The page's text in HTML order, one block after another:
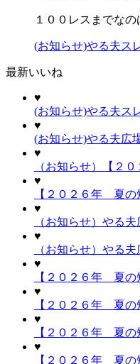
１００レスまでな
(お知らせ)やる夫ス
最新いいね
♥
(お知らせ)やる夫ス
♥
(お知らせ)やる夫広
♥
（お知らせ）【２
♥
【２０２６年 夏
♥
（お知らせ）やる
♥
（お知らせ）やる
♥
【２０２６年 夏
♥
【２０２６年 夏
♥
【２０２６年 夏
♥
【２０２６年 夏